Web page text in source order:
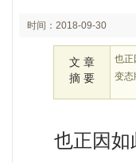
时间：2018-09-30
文 章
摘 要
也正
变
也正因如